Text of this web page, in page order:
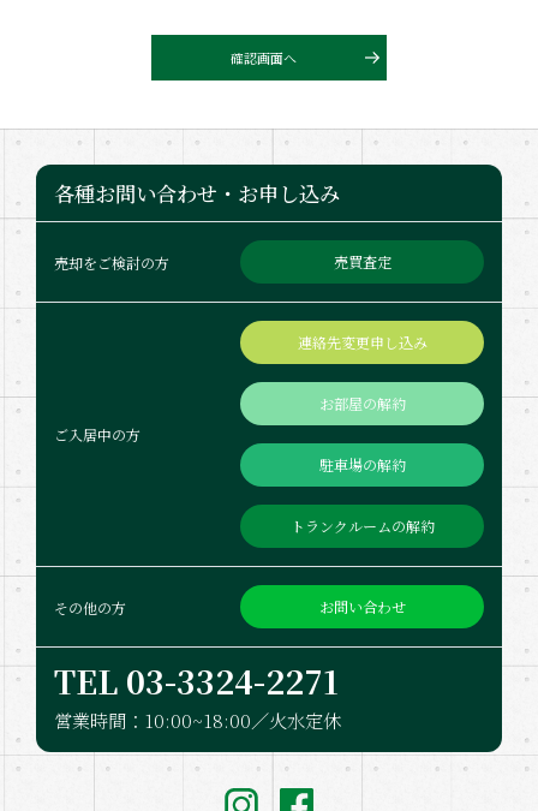
確認画面へ
各種お問い合わせ・お申し込み
売却をご検討の方 売買査定
ご入居中の方
連絡先変更申し込み
お部屋の解約
駐車場の解約
トランクルームの解約
その他の方 お問い合わせ
TEL 03-332​4-2271
営業時間：10:00~18:00／火水定休